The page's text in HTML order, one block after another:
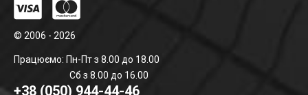
© 2006 - 2026
Працюємо: Пн-Пт з 8.00 до 18.00
Сб з 8.00 до 16.00
+38 (050) 944-44-46